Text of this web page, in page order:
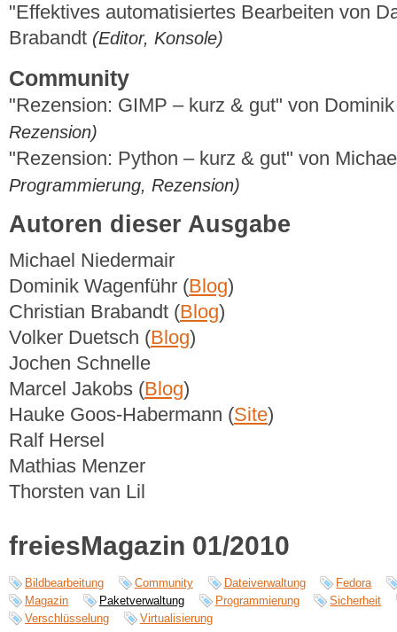
"Effektives automatisiertes Bearbeiten von
Brabandt (Editor, Konsole)
Community
"Rezension: GIMP – kurz & gut" von
Rezension)
"Rezension: Python – kurz & gut" von
Programmierung, Rezension)
Autoren dieser Ausgabe
Michael Niedermair
Dominik Wagenführ (Blog)
Christian Brabandt (Blog)
Volker Duetsch (Blog)
Jochen Schnelle
Marcel Jakobs (Blog)
Hauke Goos-Habermann (Site)
Ralf Hersel
Mathias Menzer
Thorsten van Lil
freiesMagazin 01/2010
Bildbearbeitung Community Dateiverwaltung
Fedora
Magazin
Paketverwaltung Programmierung
Sicherheit
Verschlüsselung
Virtualisierung